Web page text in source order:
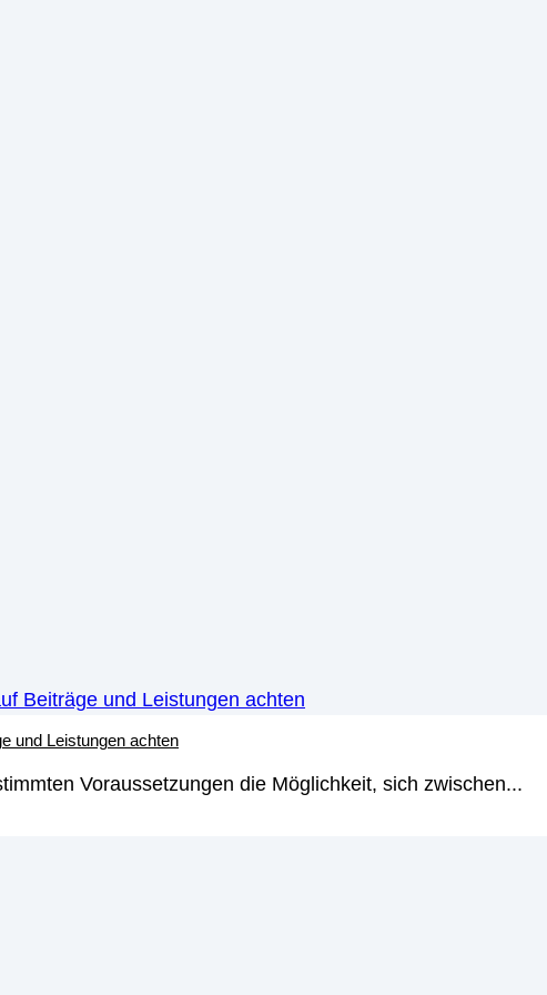
und Leistungen achten
Voraussetzungen die Möglichkeit, sich zwischen...
und Freiberufler: